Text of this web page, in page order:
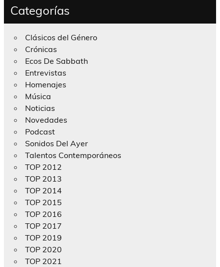
Categorías
Clásicos del Género
Crónicas
Ecos De Sabbath
Entrevistas
Homenajes
Música
Noticias
Novedades
Podcast
Sonidos Del Ayer
Talentos Contemporáneos
TOP 2012
TOP 2013
TOP 2014
TOP 2015
TOP 2016
TOP 2017
TOP 2019
TOP 2020
TOP 2021